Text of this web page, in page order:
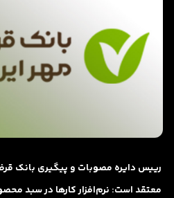
رییس دایره مصوبات و پیگیری بانک
معتقد است: نرم‌افزار کارها در سبد